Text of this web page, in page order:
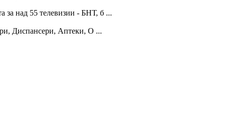
за над 55 телевизии - БНТ, б ...
Диспансери, Аптеки, О ...